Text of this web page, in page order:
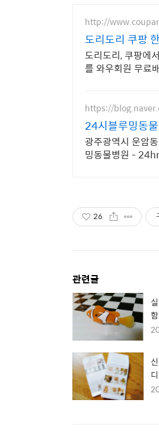
http://
도리도리 쿠팡
도리도리, 쿠팡에
를 와우회원 무료
https://
24시블루밍동
광주광역시 운암
밍동물병원 -
26
관련글